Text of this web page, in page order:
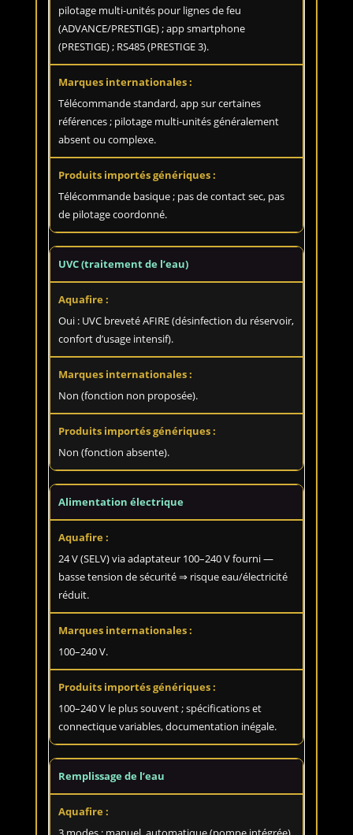
pilotage multi-unités pour lignes de feu
(ADVANCE/PRESTIGE) ; app smartphone
(PRESTIGE) ; RS485 (PRESTIGE 3).
Télécommande standard, app sur certaines
références ; pilotage multi-unités généralement
absent ou complexe.
Télécommande basique ; pas de contact sec, pas
de pilotage coordonné.
UVC (traitement de l’eau)
Oui : UVC breveté AFIRE (désinfection du réservoir,
confort d’usage intensif).
Non (fonction non proposée).
Non (fonction absente).
Alimentation électrique
24 V (SELV) via adaptateur 100–240 V fourni —
basse tension de sécurité ⇒ risque eau/électricité
réduit.
100–240 V.
100–240 V le plus souvent ; spécifications et
connectique variables, documentation inégale.
Remplissage de l’eau